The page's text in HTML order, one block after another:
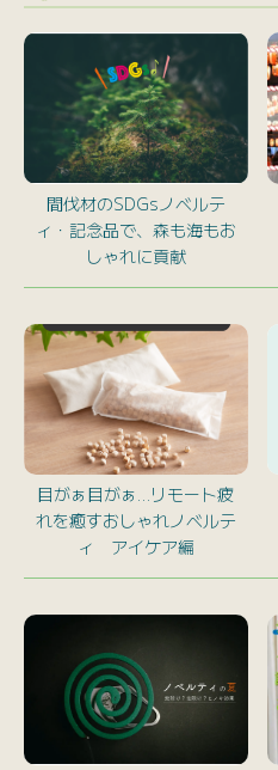
間伐材のSDGsノベルテ
ィ・記念品で、森も海もお
しゃれに貢献
目がぁ目がぁ…リモート疲
れを癒すおしゃれノベルテ
ィ アイケア編